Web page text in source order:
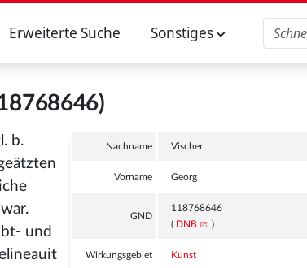
Erweiterte Suche Sonstiges
Nachname Vischer
Vorname Georg
GND
118768646
( DNB )
Wirkungsgebiet Kunst
b.
und